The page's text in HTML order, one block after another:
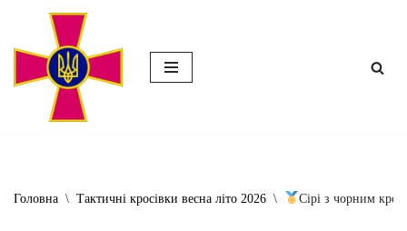
Перейти
Головна \ Тактичні кросівки весна літо 2026 \ Сірі з чорним